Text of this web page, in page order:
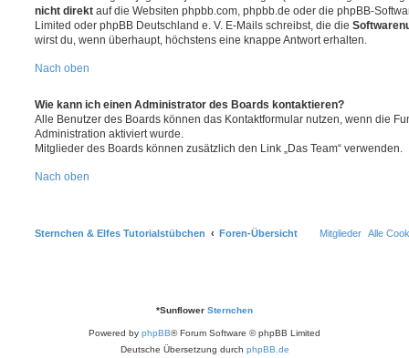
nicht direkt auf die Websiten phpbb.com, phpbb.de oder die phpBB-
Limited oder phpBB Deutschland e. V. E-Mails schreibst, die die
wirst du, wenn überhaupt, höchstens eine knappe Antwort erhalten.
Nach oben
Wie kann ich einen Administrator des Boards kontaktieren?
Alle Benutzer des Boards können das Kontaktformular nutzen, wenn die
Administration aktiviert wurde.
Mitglieder des Boards können zusätzlich den Link „Das Team“ verwenden.
Nach oben
Sternchen & Elfes Tutorialstübchen Foren-Übersicht Alle
Mitglieder
*Sunflower Sternchen
Powered by phpBB® Forum Software © phpBB Limited
Deutsche Übersetzung durch phpBB.de